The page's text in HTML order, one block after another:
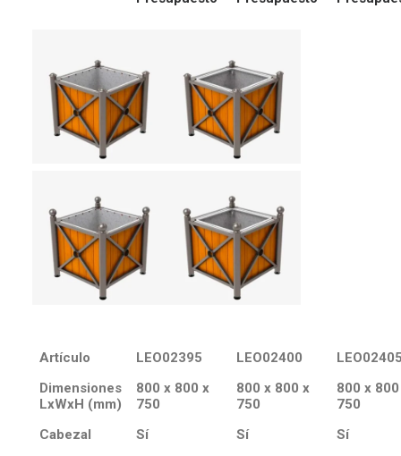
Artículo LEO02395 LEO02400
Dimensiones
LxWxH (mm)
800 x 800 x
750
800 x 800 x
750
800 x
750
Cabezal
Sí Sí
Sí